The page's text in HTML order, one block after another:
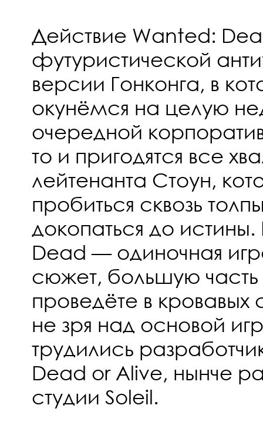
Действие Wanted:
футуристической
версии Гонконга, в
окунёмся на целую
очередной
то и пригодятся все
лейтенанта Стоун,
пробиться сквозь
докопаться до
Dead — одиночная
сюжет, большую
проведёте в кровавых
не зря над основой
трудились
Dead or Alive, нынче
студии Soleil.